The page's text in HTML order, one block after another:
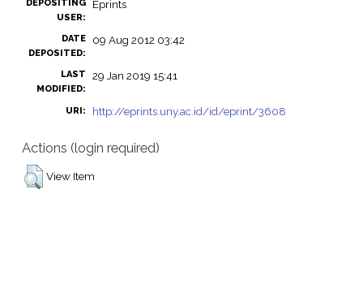
DEPOSITING
USER:
Eprints
DATE
DEPOSITED:
09 Aug 2012 03:42
LAST
MODIFIED:
29 Jan 2019 15:41
URI: http://eprints.uny.ac.id/id/eprint/3608
Actions (login required)
View Item